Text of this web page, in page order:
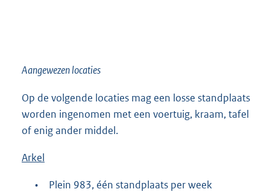
Aangewezen locaties
Op de volgende locaties mag een losse standplaats
worden ingenomen met een voertuig, kraam, tafel
of enig ander middel.
Arkel
• Plein 983, één standplaats per week